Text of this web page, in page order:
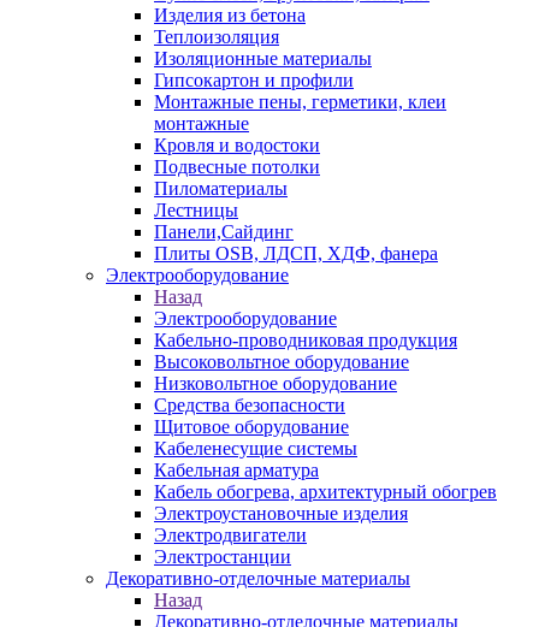
Изделия из бетона
Теплоизоляция
Изоляционные материалы
Гипсокартон и профили
Монтажные пены, герметики, клеи
монтажные
Кровля и водостоки
Подвесные потолки
Пиломатериалы
Лестницы
Панели,Сайдинг
Плиты OSB, ЛДСП, ХДФ, фанера
Электрооборудование
Назад
Электрооборудование
Кабельно-проводниковая продукция
Высоковольтное оборудование
Низковольтное оборудование
Средства безопасности
Щитовое оборудование
Кабеленесущие системы
Кабельная арматура
Кабель обогрева, архитектурный обогрев
Электроустановочные изделия
Электродвигатели
Электростанции
Декоративно-отделочные материалы
Назад
Декоративно-отделочные материалы